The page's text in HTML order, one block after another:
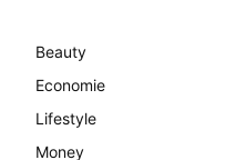
Beauty
Economie
Lifestyle
Money